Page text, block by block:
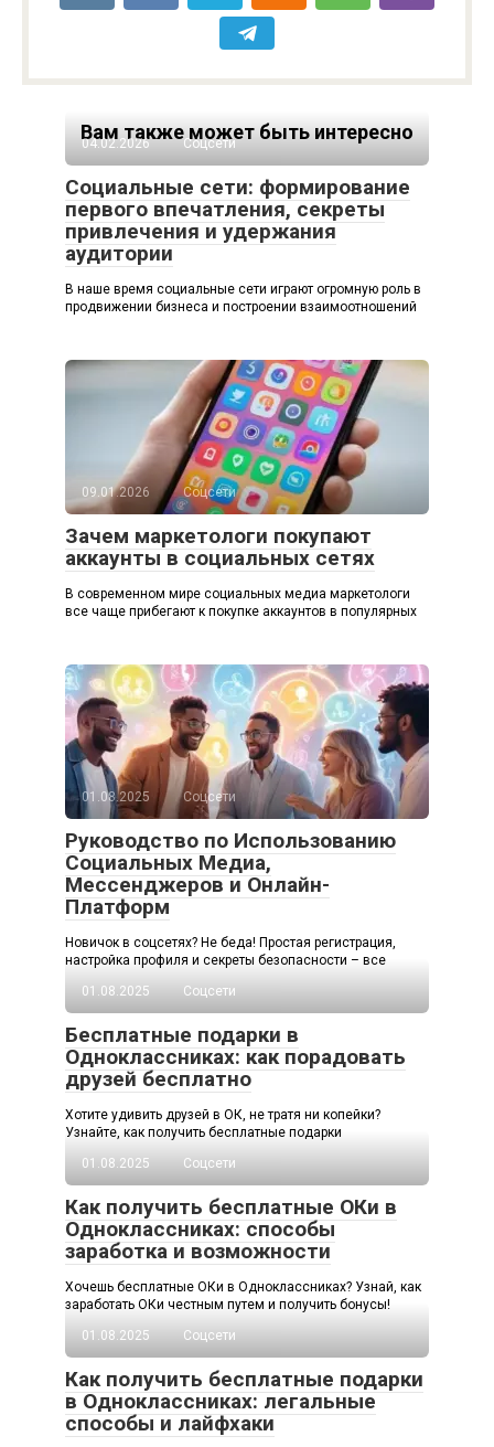
Вам также может быть интересно
04.02.2026 Соцсети
Социальные сети: формирование
первого впечатления, секреты
привлечения и удержания
аудитории
В наше время социальные сети играют огромную роль в
продвижении бизнеса и построении взаимоотношений
09.01.2026 Соцсети
Зачем маркетологи покупают
аккаунты в социальных сетях
В современном мире социальных медиа маркетологи
все чаще прибегают к покупке аккаунтов в популярных
01.08.2025 Соцсети
Руководство по Использованию
Социальных Медиа,
Мессенджеров и Онлайн-
Платформ
Новичок в соцсетях? Не беда! Простая регистрация,
настройка профиля и секреты безопасности – все
01.08.2025
Соцсети
Бесплатные подарки в
Одноклассниках: как порадовать
друзей бесплатно
Хотите удивить друзей в ОК, не тратя ни копейки?
Узнайте, как получить бесплатные подарки
01.08.2025
Соцсети
Как получить бесплатные ОКи в
Одноклассниках: способы
заработка и возможности
Хочешь бесплатные ОКи в Одноклассниках? Узнай, как
заработать ОКи честным путем и получить бонусы!
01.08.2025
Соцсети
Как получить бесплатные подарки
в Одноклассниках: легальные
способы и лайфхаки